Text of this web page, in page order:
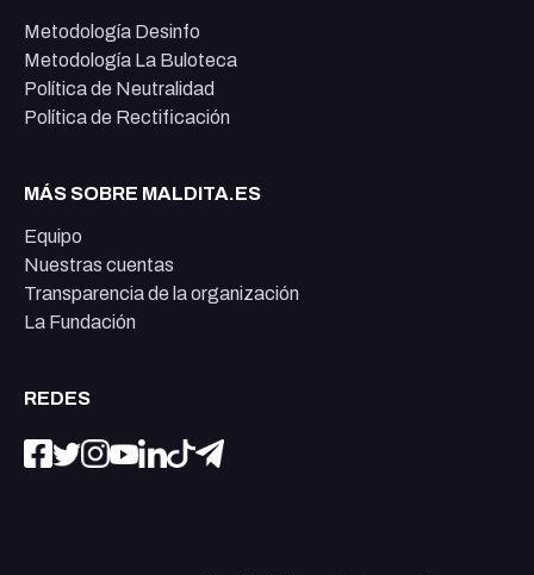
Metodología Desinfo
Metodología La Buloteca
Política de Neutralidad
Política de Rectificación
MÁS SOBRE MALDITA.ES
Equipo
Nuestras cuentas
Transparencia de la organización
La Fundación
REDES